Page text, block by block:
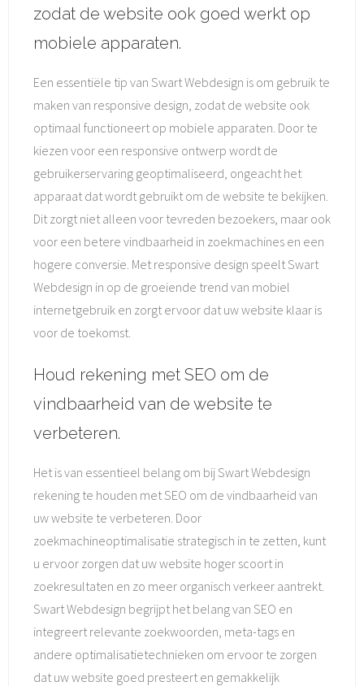
zodat de website ook goed werkt op
mobiele apparaten.
Een essentiële tip van Swart Webdesign is om gebruik te
maken van responsive design, zodat de website ook
optimaal functioneert op mobiele apparaten. Door te
kiezen voor een responsive ontwerp wordt de
gebruikerservaring geoptimaliseerd, ongeacht het
apparaat dat wordt gebruikt om de website te bekijken.
Dit zorgt niet alleen voor tevreden bezoekers, maar ook
voor een betere vindbaarheid in zoekmachines en een
hogere conversie. Met responsive design speelt Swart
Webdesign in op de groeiende trend van mobiel
internetgebruik en zorgt ervoor dat uw website klaar is
voor de toekomst.
Houd rekening met SEO om de
vindbaarheid van de website te
verbeteren.
Het is van essentieel belang om bij Swart Webdesign
rekening te houden met SEO om de vindbaarheid van
uw website te verbeteren. Door
zoekmachineoptimalisatie strategisch in te zetten, kunt
u ervoor zorgen dat uw website hoger scoort in
zoekresultaten en zo meer organisch verkeer aantrekt.
Swart Webdesign begrijpt het belang van SEO en
integreert relevante zoekwoorden, meta-tags en
andere optimalisatietechnieken om ervoor te zorgen
dat uw website goed presteert en gemakkelijk